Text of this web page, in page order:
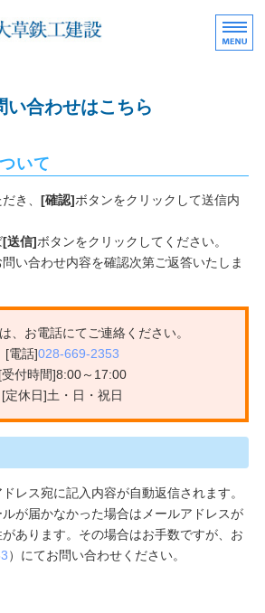
重量鉄骨の製造・設計
い合わせはこちら
いて
き、 [確認]ボタンをクリックして送信内
[送信]ボタンをクリックしてください。
い合わせ内容を確認次第ご返答いたしま
、お電話にてご連絡ください。
[電話]028-669-2353
[受付時間]8:00～17:00
[定休日]土・日・祝日
レス宛に記入内容が自動返信されます。
が届かなかった場合はメールアドレスが
あります。その場合はお手数ですが、お
）にてお問い合わせください。